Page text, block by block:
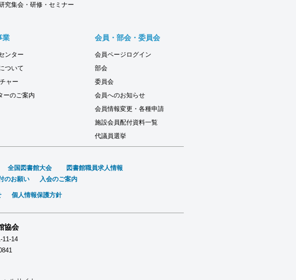
究集会・研修・セミナー
業
ンター
ついて
ャー
ーのご案内
会員・部会・委員会
会員ページログイン
部会
委員会
会員へのお知らせ
会員情報変更・各種申請
施設会員配付資料一覧
代議員選挙
全国図書館大会
図書館職員求人情報
のお願い 入会のご案内
個人情報保護方針
協会
11-14